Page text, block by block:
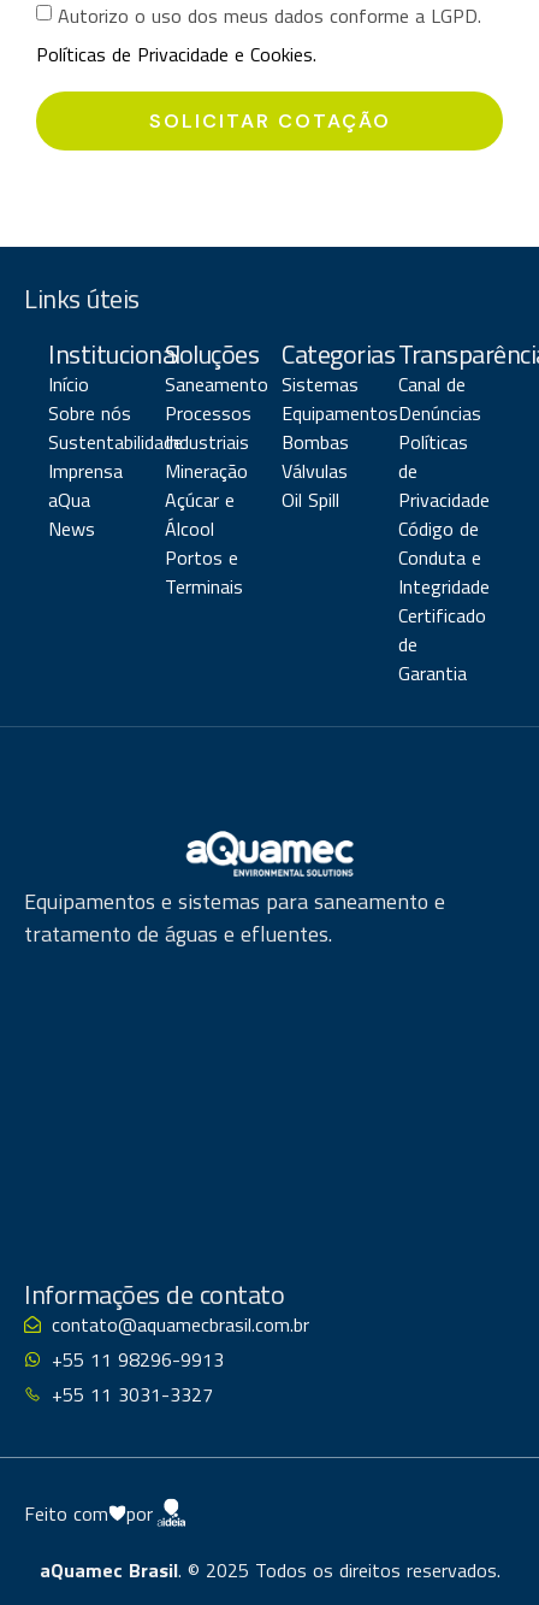
Autorizo o uso dos meus dados conforme a LGPD.
Políticas de Privacidade e Cookies.
SOLICITAR COTAÇÃO
Links úteis
Institucional
Início
Sobre nós
Sustentabilidade
Imprensa
aQua
News
Soluções
Saneamento
Processos
Industriais
Mineração
Açúcar e
Álcool
Portos e
Terminais
Categorias
Sistemas
Equipamentos
Bombas
Válvulas
Oil Spill
Canal de
Denúncias
Políticas
de
Privacidade
Código de
Conduta e
Integridade
Certificado
de
Garantia
Equipamentos e sistemas para saneamento e
tratamento de águas e efluentes.
Informações de contato
contato@aquamecbrasil.com.br
+55 11 98296-9913
+55 11 3031-3327
aQuamec Brasil. © 2025 Todos os direitos reservados.
Feito com por